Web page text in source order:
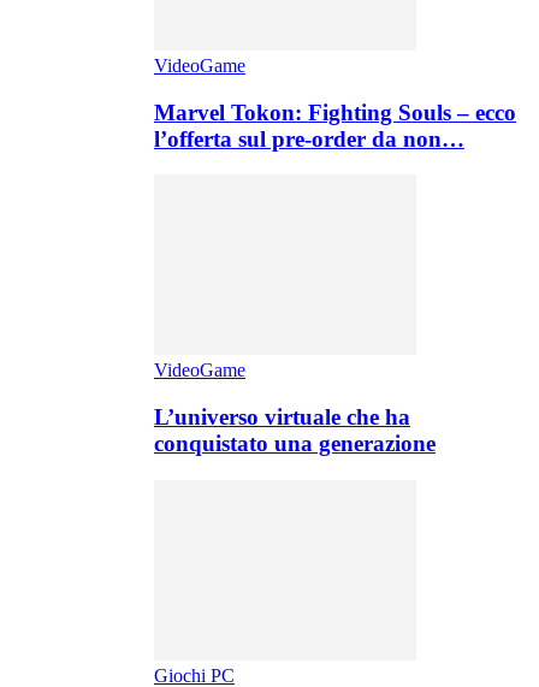
VideoGame
Marvel Tokon: Fighting Souls – ecco
l’offerta sul pre-order da non…
VideoGame
L’universo virtuale che ha
conquistato una generazione
Giochi PC